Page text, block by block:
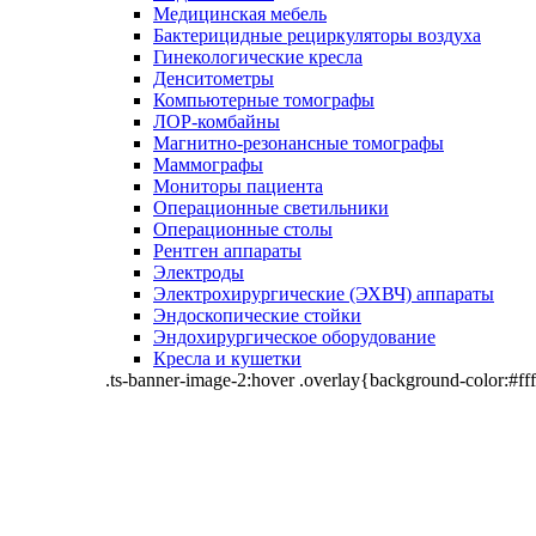
Медицинская мебель
Бактерицидные рециркуляторы воздуха
Гинекологические кресла
Денситометры
Компьютерные томографы
ЛОР-комбайны
Магнитно-резонансные томографы
Маммографы
Мониторы пациента
Операционные светильники
Операционные столы
Рентген аппараты
Электроды
Электрохирургические (ЭХВЧ) аппараты
Эндоскопические стойки
Эндохирургическое оборудование
Кресла и кушетки
.ts-banner-image-2:hover .overlay{background-